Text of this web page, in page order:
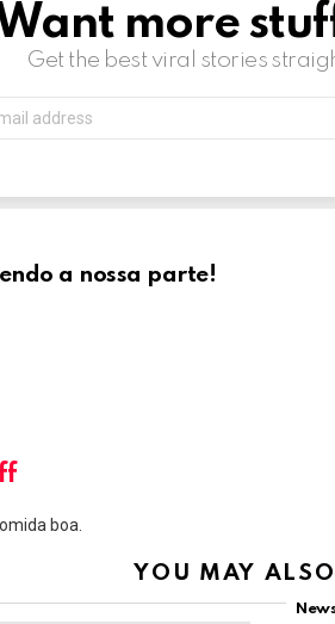
more
Get the best viral stories
a nossa parte!
boa.
YOU MAY